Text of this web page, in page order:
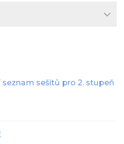
seznam sešitů pro 2. stupeň